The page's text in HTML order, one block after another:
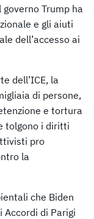
Trump ha
e gli aiuti
dell’accesso ai
dell’ICE, la
di persone,
e tortura
tolgono i diritti
pro
la
che Biden
di Parigi